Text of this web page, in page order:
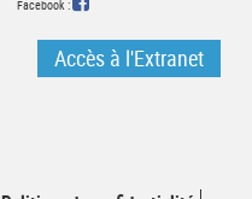
Facebook :
Accès à l'Extranet